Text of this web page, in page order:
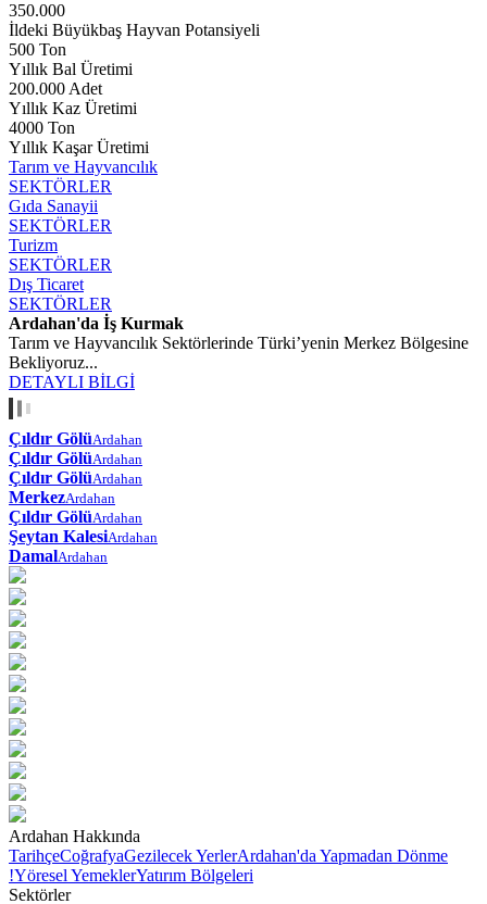
350.000
İldeki Büyükbaş Hayvan Potansiyeli
500 Ton
Yıllık Bal Üretimi
200.000 Adet
Yıllık Kaz Üretimi
4000 Ton
Yıllık Kaşar Üretimi
Tarım ve Hayvancılık
SEKTÖRLER
Gıda Sanayii
SEKTÖRLER
Turizm
SEKTÖRLER
Dış Ticaret
SEKTÖRLER
Ardahan'da İş Kurmak
Tarım ve Hayvancılık Sektörlerinde Türki’yenin Merkez Bölgesine
Bekliyoruz...
DETAYLI BİLGİ
Çıldır GölüArdahan
Çıldır GölüArdahan
Çıldır GölüArdahan
MerkezArdahan
Çıldır GölüArdahan
Şeytan KalesiArdahan
DamalArdahan
Ardahan Hakkında
TarihçeCoğrafyaGezilecek YerlerArdahan'da Yapmadan Dönme
!Yöresel YemeklerYatırım Bölgeleri
Sektörler